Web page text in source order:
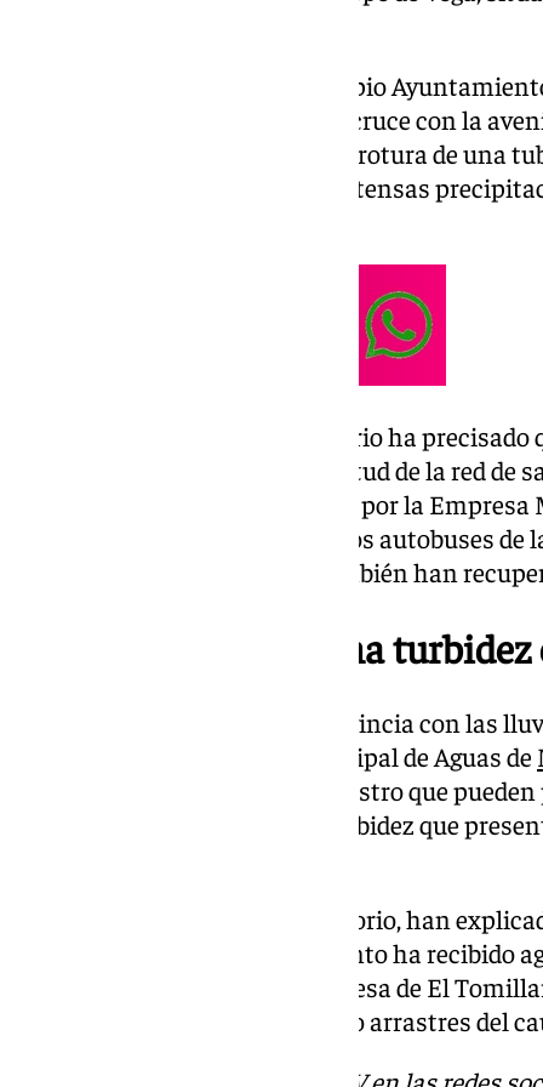
Tal y como ha informado el propio
el tramo situado a la altura del cruce con la
que permanecía cortado tras la rotura de una
del lunes 10 de marzo por las intensas
En un comunicado, el Consistorio ha
un tramo de 30 metros de longitud de la red de
pavimento han sido ejecutados por la
último, han informado de que los autobuses
por este tramo (L-21 y L-23) también han
Emasa advierte de una
Siguen los problemas en la provincia con las
comunicado la Empresa Municipal de Aguas de
posibles afectaciones al suministro que
consecuencia de una mayor turbidez que
De esta forma, desde el Consistorio, han
canal principal de abastecimiento ha recibido
arroyo y ha precisado que «la presa de El
alternativa, también ha recibido arrastres del